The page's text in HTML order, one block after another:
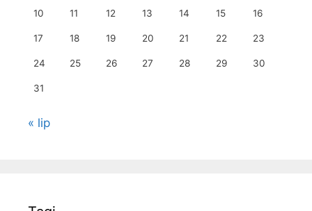
10 11 12 13 14 15 16
17 18 19 20 21 22 23
24 25 26 27 28 29 30
31
« lip